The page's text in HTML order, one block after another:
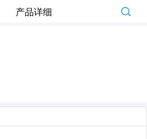
产品详细